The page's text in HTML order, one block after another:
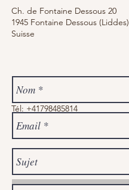
Ch. de Fontaine Dessous 20
1945 Fontaine Dessous (Liddes)
Suisse
Tél: +41798485814
infopassionreflex@gma
il.com